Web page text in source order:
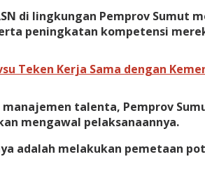
di lingkungan Pemprov Sumut
peningkatan kompetensi
Teken Kerja Sama dengan
manajemen talenta, Pemprov
mengawal pelaksanaannya.
adalah melakukan pemetaan